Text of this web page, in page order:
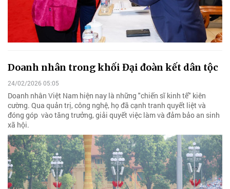
Doanh nhân trong khối Đại đoàn kết dân tộc
24/02/2026 05:05
Doanh nhân Việt Nam hiện nay là những "chiến sĩ kinh tế" kiên
cường. Qua quản trị, công nghệ, họ đã cạnh tranh quyết liệt và
đóng góp vào tăng trưởng, giải quyết việc làm và đảm bảo an sinh
xã hội.